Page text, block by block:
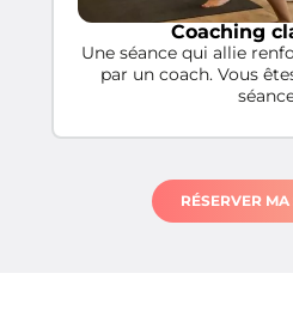
Coaching
Une séance qui allie
par un coach. Vous
RÉSERVER